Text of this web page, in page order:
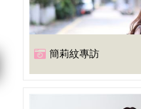
簡莉紋專訪